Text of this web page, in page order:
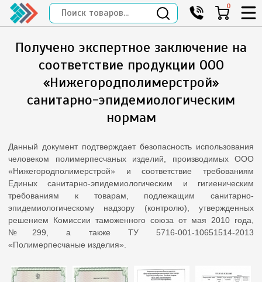
0
Получено экспертное заключение на
соответствие продукции ООО
«Нижегородполимерстрой»
санитарно-эпидемиологическим
нормам
Данный документ подтверждает безопасность использования
человеком полимерпесчаных изделий, производимых ООО
«Нижегородполимерстрой» и соответствие требованиям
Единых санитарно-эпидемиологическим и гигиеническим
требованиям к товарам, подлежащим санитарно-
эпидемиологическому надзору (контролю), утвержденных
решением Комиссии таможенного союза от мая 2010 года,
№299, а также ТУ 5716-001-10651514-2013
«Полимерпесчаные изделия».